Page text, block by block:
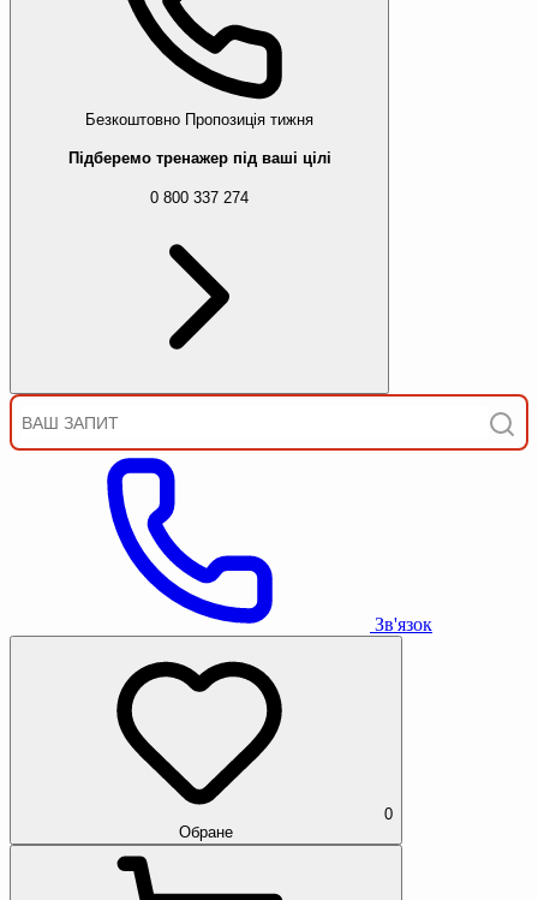
Безкоштовно Пропозиція тижня
Підберемо тренажер під ваші цілі
0 800 337 274
Зв'язок
0
Обране